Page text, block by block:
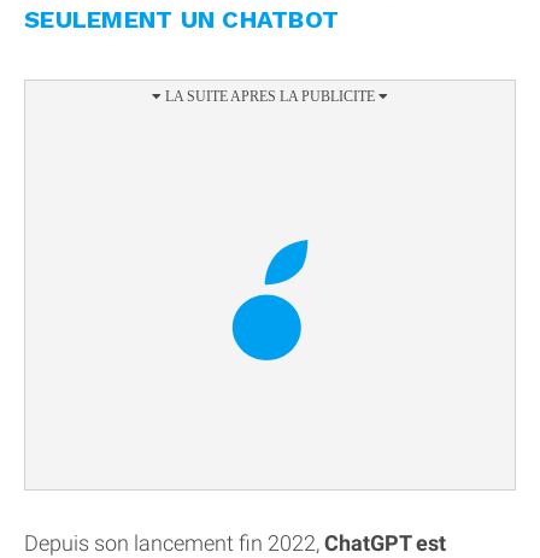
SEULEMENT UN CHATBOT
Depuis son lancement fin 2022,ChatGPT est